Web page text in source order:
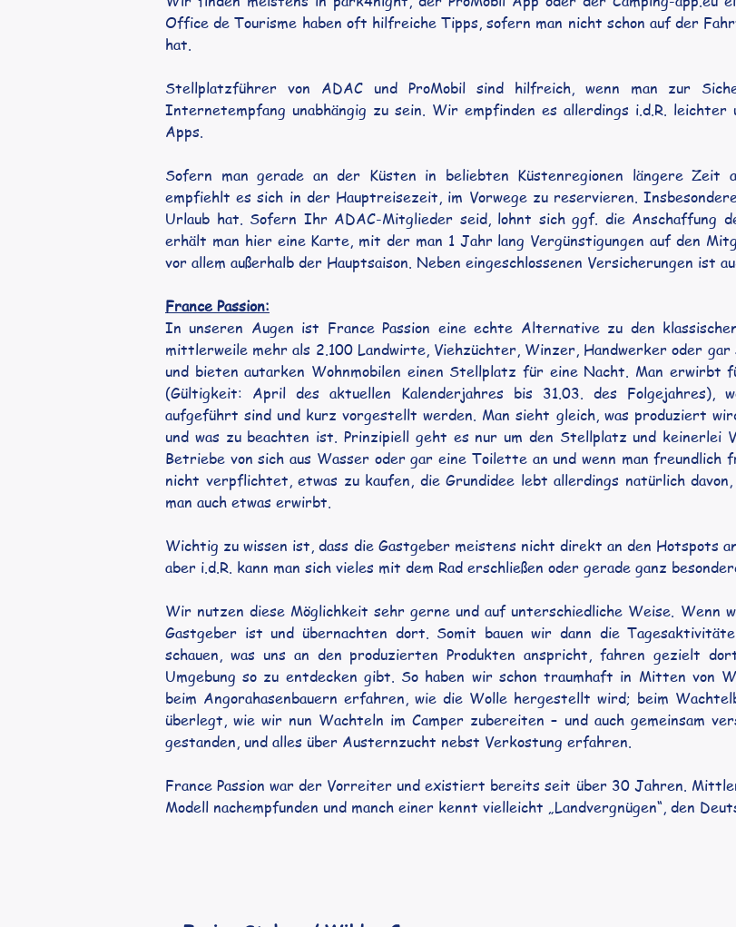
Office de Tourisme haben oft hilfreiche Tipps, sofern man nicht schon auf der
hat.
Stellplatzführer von ADAC und ProMobil sind hilfreich, wenn man zur
Internetempfang unabhängig zu sein. Wir empfinden es allerdings i.d.R.
Apps.
Sofern man gerade an der Küsten in beliebten Küstenregionen längere Zeit
empfiehlt es sich in der Hauptreisezeit, im Vorwege zu reservieren.
Urlaub hat. Sofern Ihr ADAC-Mitglieder seid, lohnt sich ggf. die Anschaffung
erhält man hier eine Karte, mit der man 1 Jahr lang Vergünstigungen auf den
vor allem außerhalb der Hauptsaison. Neben eingeschlossenen Versicherungen ist
France Passion:
In unseren Augen ist France Passion eine echte Alternative zu den
mittlerweile mehr als 2.100 Landwirte, Viehzüchter, Winzer, Handwerker oder gar
und bieten autarken Wohnmobilen einen Stellplatz für eine Nacht. Man
(Gültigkeit: April des aktuellen Kalenderjahres bis 31.03. des Folgejahres),
aufgeführt sind und kurz vorgestellt werden. Man sieht gleich, was produziert
und was zu beachten ist. Prinzipiell geht es nur um den Stellplatz und keinerlei
Betriebe von sich aus Wasser oder gar eine Toilette an und wenn man
nicht verpflichtet, etwas zu kaufen, die Grundidee lebt allerdings natürlich
man auch etwas erwirbt.
Wichtig zu wissen ist, dass die Gastgeber meistens nicht direkt an den Hotspots
aber i.d.R. kann man sich vieles mit dem Rad erschließen oder gerade ganz
Wir nutzen diese Möglichkeit sehr gerne und auf unterschiedliche Weise. Wenn
Gastgeber ist und übernachten dort. Somit bauen wir dann die
schauen, was uns an den produzierten Produkten anspricht, fahren gezielt
Umgebung so zu entdecken gibt. So haben wir schon traumhaft in Mitten von
beim Angorahasenbauern erfahren, wie die Wolle hergestellt wird; beim
überlegt, wie wir nun Wachteln im Camper zubereiten – und auch gemeinsam
gestanden, und alles über Austernzucht nebst Verkostung erfahren.
France Passion war der Vorreiter und existiert bereits seit über 30 Jahren.
Modell nachempfunden und manch einer kennt vielleicht „Landvergnügen“, den